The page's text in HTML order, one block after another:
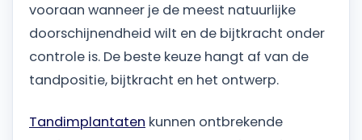
vooraan wanneer je de meest natuurlijke
doorschijnendheid wilt en de bijtkracht onder
controle is. De beste keuze hangt af van de
tandpositie, bijtkracht en het ontwerp.
Tandimplantaten kunnen ontbrekende